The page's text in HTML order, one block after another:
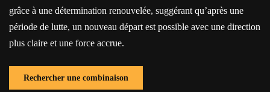
grâce à une détermination renouvelée, suggérant qu’après une
période de lutte, un nouveau départ est possible avec une direction
plus claire et une force accrue.
Rechercher une combinaison